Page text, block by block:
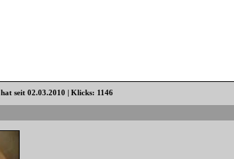
hat seit 02.03.2010 | Klicks: 1146